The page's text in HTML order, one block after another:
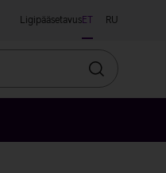
LigipääsetavusET RU
Otsin